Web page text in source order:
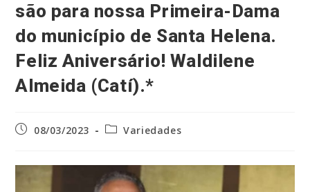
são para nossa Primeira-Dama
do município de Santa Helena.
Feliz Aniversário! Waldilene
Almeida (Catí).*
Post08/03/2023
Categoria
Variedades